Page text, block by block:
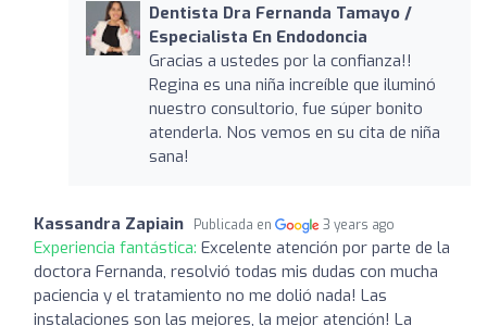
Dentista Dra Fernanda Tamayo /
Especialista En Endodoncia
Gracias a ustedes por la confianza!!
Regina es una niña increíble que iluminó
nuestro consultorio, fue súper bonito
atenderla. Nos vemos en su cita de niña
sana!
Kassandra Zapiain Publicada en 3 years ago
Experiencia fantástica: Excelente atención por parte de la
doctora Fernanda, resolvió todas mis dudas con mucha
paciencia y el tratamiento no me dolió nada! Las
instalaciones son las mejores, la mejor atención! La